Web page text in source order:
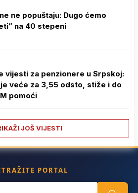
ne popuštaju: Dugo ćemo
na 40 stepeni
vijesti za penzionere u Srpskoj:
veće za 3,55 odsto, stiže i do
pomoći
JOŠ VIJESTI
PORTAL